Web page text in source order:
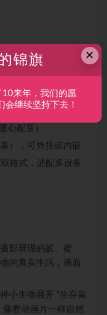
心配音）
），可外挂或内嵌
双格式，适配多设备
影展现蚂蚁、蜜
的真实生活，画面
小生物展开 “生存冒
像看动画片一样自然
×
锦旗
10来年，我们的愿
会继续坚持下去！